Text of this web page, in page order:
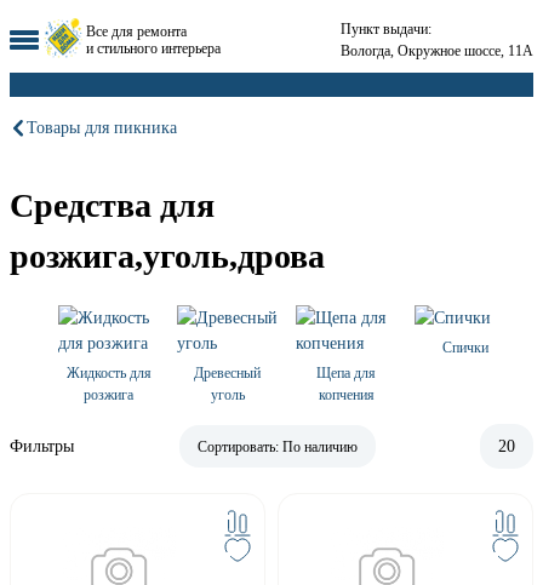
Все для ремонта
и стильного интерьера
Пункт выдачи:
Вологда, Окружное шоссе, 11А
Товары для пикника
Средства для
розжига,уголь,дрова
Жидкость для
розжига
Древесный
уголь
Щепа для
копчения
Спички
Фильтры Сортировать: По наличию 20